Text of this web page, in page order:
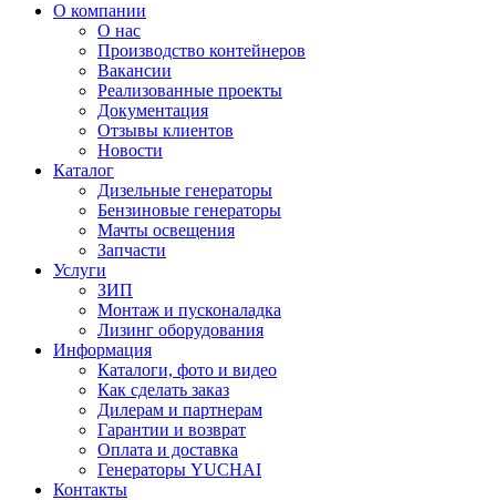
О компании
О нас
Производство контейнеров
Вакансии
Реализованные проекты
Документация
Отзывы клиентов
Новости
Каталог
Дизельные генераторы
Бензиновые генераторы
Мачты освещения
Запчасти
Услуги
ЗИП
Монтаж и пусконаладка
Лизинг оборудования
Информация
Каталоги, фото и видео
Как сделать заказ
Дилерам и партнерам
Гарантии и возврат
Оплата и доставка
Генераторы YUCHAI
Контакты